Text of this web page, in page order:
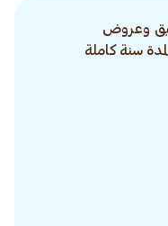
وعروض
سنة كاملة